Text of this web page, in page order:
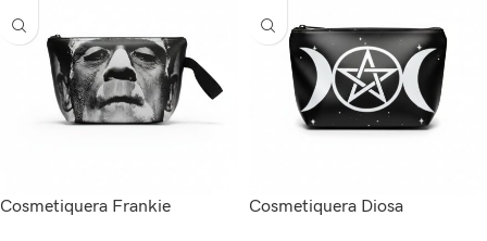
Cosmetiquera Frankie Cosmetiquera Diosa